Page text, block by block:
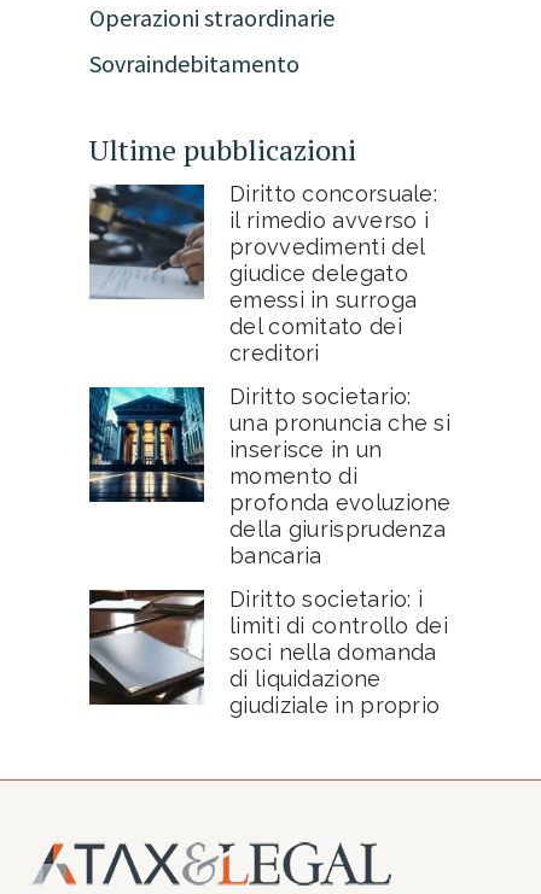
Operazioni straordinarie
Sovraindebitamento
Ultime pubblicazioni
Diritto concorsuale:
il rimedio avverso i
provvedimenti del
giudice delegato
emessi in surroga
del comitato dei
creditori
Diritto societario:
una pronuncia che si
inserisce in un
momento di
profonda evoluzione
della giurisprudenza
bancaria
Diritto societario: i
limiti di controllo dei
soci nella domanda
di liquidazione
giudiziale in proprio